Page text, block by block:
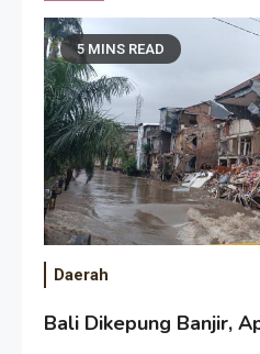
5 MINS READ
Daerah
Bali Dikepung Banjir,